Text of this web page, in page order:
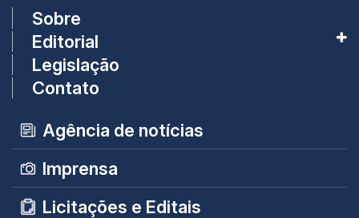
Sobre
Editorial
Legislação
Contato
Agência de notícias
Imprensa
Licitações e Editais